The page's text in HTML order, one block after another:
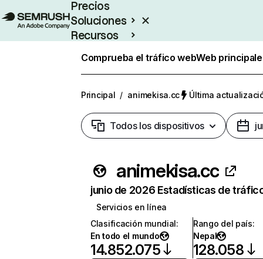
Precios
Soluciones
Recursos
Comprueba el tráfico webWeb
Principal / animekisa.cc Última
Todos los dispositivos
animekisa.cc
junio de 2026 Estadísticas de
Servicios en línea
Clasificación mundial:
En todo el mundo
14.852.075
Rango del país:
Nepal
128.058